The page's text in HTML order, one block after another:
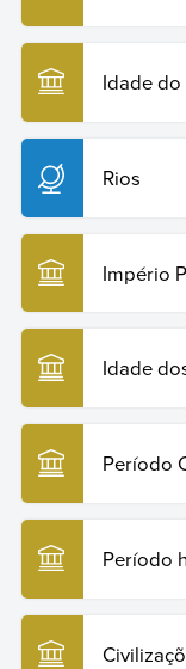
Idade
Rios
Império
Idade
Período
Período